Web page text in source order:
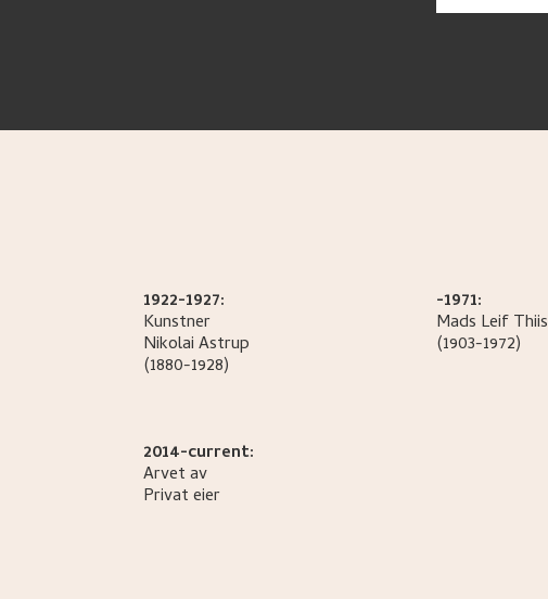
1922-1927:
Kunstner
NikolaiAstrup
(1880-1928)
-1971:
Mads LeifThiis
(1903-1972)
2014-current:
Arvet av
Privat eier